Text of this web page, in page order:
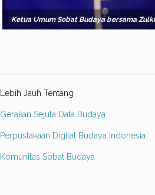
Ketua Umum Sobat Budaya bersama
Lebih Jauh Tentang
Gerakan Sejuta Data Budaya
Perpustakaan Digital Budaya Indonesia
Komunitas Sobat Budaya